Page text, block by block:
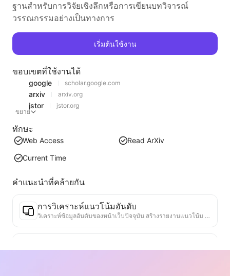
ฐานสำหรับการวิจัยเชิงลึกหรือการเขียนบทวิจารณ์
วรรณกรรมอย่างเป็นทางการ
เริ่มต้นใช้งาน
ขอบเขตที่ใช้งานได้
google scholar.google.com
arxiv arxiv.org
jstor
jstor.org
ขยาย
ทักษะ
Web Access
Read ArXiv
Current Time
คำแนะนำที่คล้ายกัน
การวิเคราะห์แนวโน้มอันดับ
วิเคราะห์ข้อมูลอันดับของหน้าเว็บปัจจุบัน สร้างรายงานแนวโน้ม ระบุหมวดหมู่ที่ได้รับความนิยม ประเภทผลิตภัณฑ์ที่กำลังเติบโตอย่างรวดเร็ว และเทคโนโลยีใหม่ ๆ ให้ข้อมูลเชิงลึกเกี่ยวกับตลาดทันที ช่วยให้คุณเข้าใจแนวโน้มผลิตภัณฑ์ล่าสุดและทิศทางของตลาด